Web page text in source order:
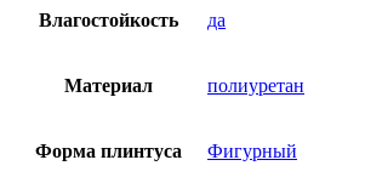
Влагостойкость да
Материал полиуретан
Форма плинтуса Фигурный